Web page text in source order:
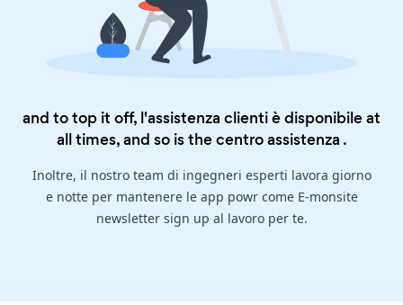
and to top it off, l'assistenza clienti è disponibile at
all times, and so is thecentro assistenza .
Inoltre, il nostro team di ingegneri esperti lavora giorno
e notte per mantenere le app powr come E-monsite
newsletter sign up al lavoro per te.